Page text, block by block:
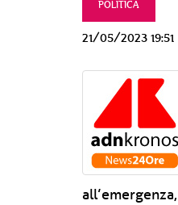
POLITICA
21/05/2023 19:51